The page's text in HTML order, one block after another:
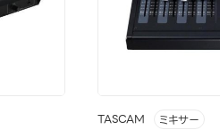
TASCAM ミキサー